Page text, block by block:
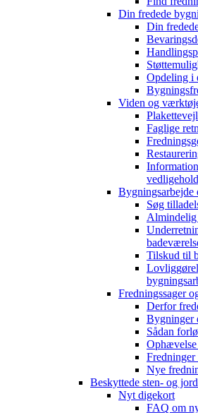
Din fredede
Din
Opdeling i
Viden og
Faglige
Bygningsarbejde
Søg
Almindelig
Tilskud til
Fredningssager
Derfor
Bygninger
Sådan
Nye
Beskyttede sten- og
Nyt digekort
FAQ om